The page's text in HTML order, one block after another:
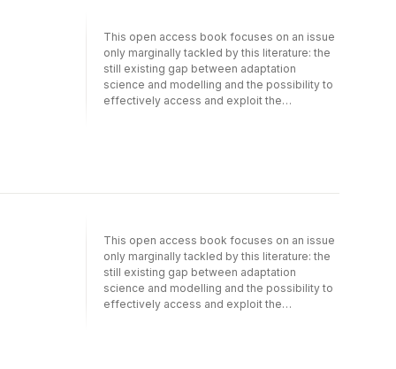
This open access book focuses on an issue
only marginally tackled by this literature: the
still existing gap between adaptation
science and modelling and the possibility to
effectively access and exploit the
integrated with main results from the “Study
Commission's Directorate-General for
Climate Action (DG CLIMA) and implemented
by the CMCC Foundation – Euro-
Mediterranean Centre on Climate Change, in
collaboration with the Institute for
This open access book focuses on an issue
only marginally tackled by this literature: the
still existing gap between adaptation
science and modelling and the possibility to
effectively access and exploit the